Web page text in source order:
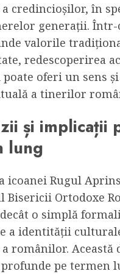
credincioșilor, în
generații. Într-
valorile
redescoperirea
oferi un sens
a tinerilor
și implicații
lung
icoanei Rugul
Bisericii Ortodoxe
o simplă
a identității
românilor. Această
pe termen